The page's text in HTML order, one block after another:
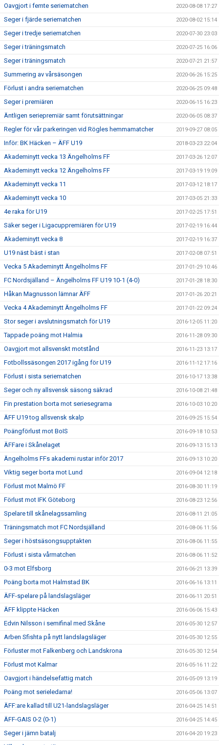
Oavgjort i femte seriematchen 2020-08-08 17:27
Seger i fjärde seriematchen 2020-08-02 15:14
Seger i tredje seriematchen 2020-07-30 23:03
Seger i träningsmatch 2020-07-25 16:06
Seger i träningsmatch 2020-07-21 21:57
Summering av vårsäsongen 2020-06-26 15:25
Förlust i andra seriematchen 2020-06-25 09:48
Seger i premiären 2020-06-15 16:23
Äntligen seriepremiär samt förutsättningar 2020-06-05 08:37
Regler för vår parkeringen vid Rögles hemmamatcher 2019-09-27 08:05
Inför: BK Häcken – ÄFF U19 2018-03-23 22:04
Akademinytt vecka 13 Ängelholms FF 2017-03-26 12:07
Akademinytt vecka 12 Ängelholms FF 2017-03-19 19:09
Akademinytt vecka 11 2017-03-12 18:17
Akademinytt vecka 10 2017-03-05 21:33
4e raka för U19 2017-02-25 17:51
Säker seger i Ligacuppremiären för U19 2017-02-19 16:44
Akademinytt vecka 8 2017-02-19 16:37
U19 näst bäst i stan 2017-02-08 07:51
Vecka 5 Akademinytt Ängelholms FF 2017-01-29 10:46
FC Nordsjälland – Ängelholms FF U19 10-1 (4-0) 2017-01-28 18:30
Håkan Magnusson lämnar ÄFF 2017-01-26 20:21
Vecka 4 Akademinytt Ängelholms FF 2017-01-22 09:24
Stor seger i avslutningsmatch för U19 2016-12-05 11:20
Tappade poäng mot Halmia 2016-11-28 09:30
Oavgjort mot allsvenskt motstånd 2016-11-23 13:17
Fotbollssäsongen 2017 igång för U19 2016-11-12 17:16
Förlust i sista seriematchen 2016-10-17 13:38
Seger och ny allsvensk säsong säkrad 2016-10-08 21:48
Fin prestation borta mot seriesegrarna 2016-10-03 10:20
ÄFF U19 tog allsvensk skalp 2016-09-25 15:54
Poängförlust mot BoIS 2016-09-18 10:53
ÄFFare i Skånelaget 2016-09-13 15:13
Ängelholms FFs akademi rustar inför 2017 2016-09-13 10:20
Viktig seger borta mot Lund 2016-09-04 12:18
Förlust mot Malmö FF 2016-08-30 11:19
Förlust mot IFK Göteborg 2016-08-23 12:56
Spelare till skånelagssamling 2016-08-11 21:05
Träningsmatch mot FC Nordsjälland 2016-08-06 11:56
Seger i höstsäsongsupptakten 2016-08-06 11:55
Förlust i sista vårmatchen 2016-08-06 11:52
0-3 mot Elfsborg 2016-06-21 13:39
Poäng borta mot Halmstad BK 2016-06-16 13:11
ÄFF-spelare på landslagsläger 2016-06-11 20:51
ÄFF klippte Häcken 2016-06-06 15:43
Edvin Nilsson i semifinal med Skåne 2016-05-30 12:57
Arben Sfishta på nytt landslagsläger 2016-05-30 12:55
Förluster mot Falkenberg och Landskrona 2016-05-30 12:54
Förlust mot Kalmar 2016-05-16 11:22
Oavgjort i händelsefattig match 2016-05-09 13:19
Poäng mot serieledarna! 2016-05-06 13:07
ÄFF:are kallad till U21-landslagsläger 2016-04-25 14:51
ÄFF-GAIS 0-2 (0-1) 2016-04-25 14:45
Seger i jämn batalj 2016-04-20 19:23